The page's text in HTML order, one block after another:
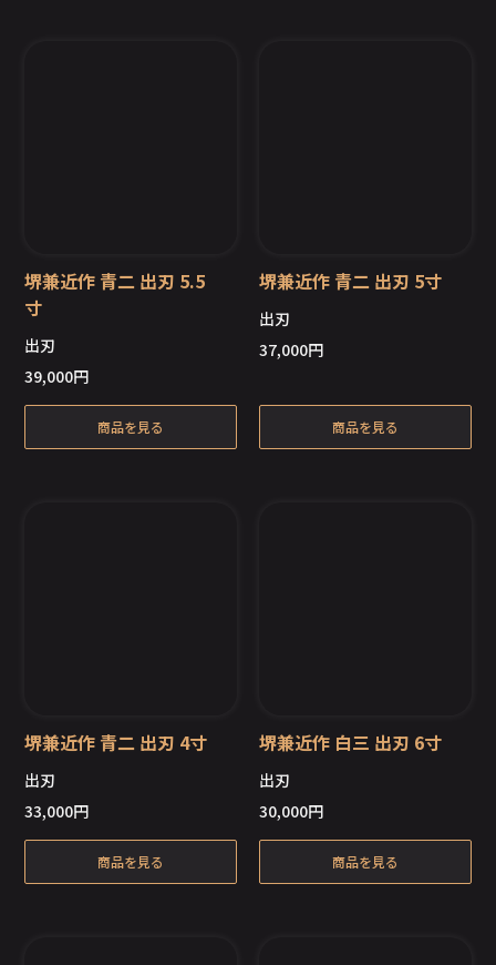
堺兼近作 青二 出刃 5.5
寸
出刃
39,000円
商品を見る
在庫切れ
堺兼近作 青二 出刃 5寸
出刃
37,000円
商品を見る
在庫切れ
堺兼近作 青二 出刃 4寸
出刃
33,000円
商品を見る
在庫切れ
堺兼近作 白三 出刃 6寸
出刃
30,000円
商品を見る